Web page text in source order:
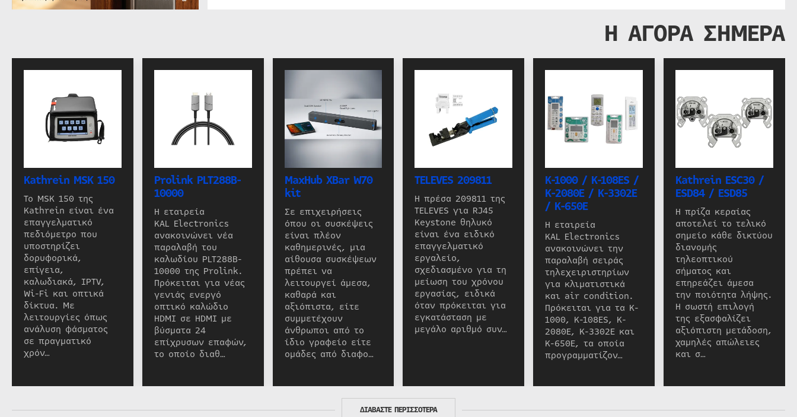
Η ΑΓΟΡΑ ΣΗΜΕΡΑ
Kathrein MSK 150
Το MSK 150 της
Kathrein είναι ένα
επαγγελματικό
πεδιόμετρο που
υποστηρίζει
δορυφορικά,
επίγεια,
καλωδιακά, IPTV,
Wi-Fi και οπτικά
δίκτυα. Με
λειτουργίες όπως
ανάλυση φάσματος
σε πραγματικό
χρόν…
Prolink PLT288B-
10000
Η εταιρεία
KAL Electronics
ανακοινώνει νέα
παραλαβή του
καλωδίου PLT288B-
10000 της Prolink.
Πρόκειται για νέας
γενιάς ενεργό
οπτικό καλώδιο
HDMI σε HDMI με
βύσματα 24
επίχρυσων επαφών,
το οποίο διαθ…
MaxHub XBar W70
kit
Σε επιχειρήσεις
όπου οι συσκέψεις
είναι πλέον
καθημερινές, μια
αίθουσα συσκέψεων
πρέπει να
λειτουργεί άμεσα,
καθαρά και
αξιόπιστα, είτε
συμμετέχουν
άνθρωποι από το
ίδιο γραφείο είτε
ομάδες από διαφο…
TELEVES 209811
Η πρέσα 209811 της
TELEVES για RJ45
Keystone θηλυκό
είναι ένα ειδικό
επαγγελματικό
εργαλείο,
σχεδιασμένο για τη
μείωση του χρόνου
εργασίας, ειδικά
όταν πρόκειται για
εγκατάσταση με
μεγάλο αριθμό συν…
K-1000 / K-108ES /
K-2080E / K-3302E
/ K-650E
Η εταιρεία
KAL Electronics
ανακοινώνει την
παραλαβή σειράς
τηλεχειριστηρίων
για κλιματιστικά
και air condition.
Πρόκειται για τα K-
1000, K-108ES, K-
2080E, K-3302E και
K-650E, τα οποία
προγραμματίζον…
Kathrein ESC30 /
ESD84 / ESD85
Η πρίζα κεραίας
αποτελεί το τελικό
σημείο κάθε δικτύου
διανομής
τηλεοπτικού
σήματος και
επηρεάζει άμεσα
την ποιότητα λήψης.
Η σωστή επιλογή
της εξασφαλίζει
αξιόπιστη μετάδοση,
χαμηλές απώλειες
και σ…
ΔΙΑΒΑΣΤΕ ΠΕΡΙΣΣΟΤΕΡΑ